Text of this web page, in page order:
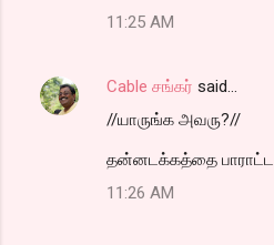
11:25 AM
Cable சங்கர் said…
//யாருங்க அவரு?//
தன்னடக்கத்தை பாராட்ட
11:26 AM